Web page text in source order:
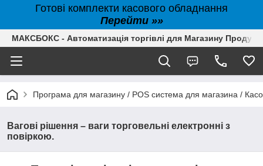
Готові комплекти касового обладнання
Перейти »»
МАКСБОКС - Автоматизація торгівлі для Магазину
Програма для магазину / POS система для магазина /
Вагові рішення – ваги торговельні електронні з
повіркою.